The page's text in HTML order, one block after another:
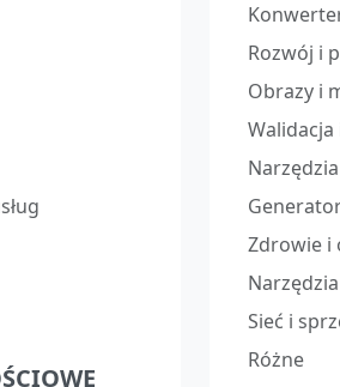
Rozwój i
Obrazy i
Zdrowie i
Sieć i
Różne